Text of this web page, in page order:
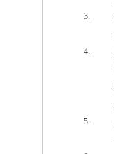
3.
4.
5.